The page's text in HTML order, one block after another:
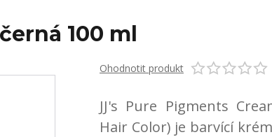
100 ml
Ohodnotit produkt
JJ's Pure Pigments
Hair Color) je barvící